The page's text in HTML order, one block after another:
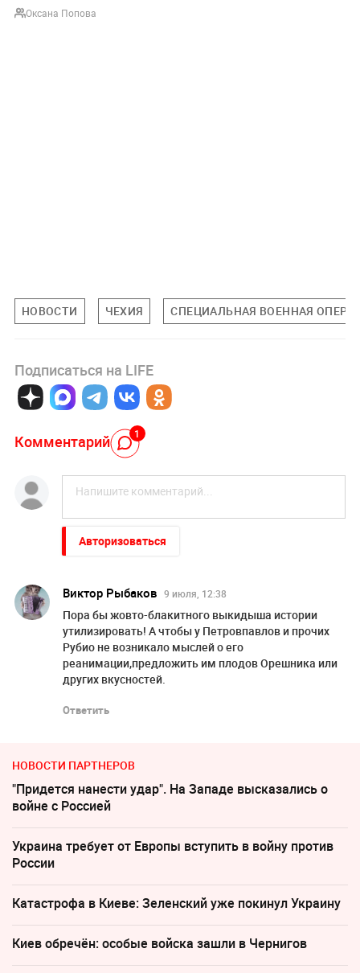
Оксана Попова
НОВОСТИ ЧЕХИЯ СПЕЦИАЛЬНАЯ ВОЕННАЯ
Подписаться на LIFE
Комментарий 1
Авторизоваться
Виктор Рыбаков 9 июля, 12:38
Пора бы жовто-блакитного выкидыша истории
утилизировать! А чтобы у Петровпавлов и прочих
Рубио не возникало мыслей о его
реанимации,предложить им плодов Орешника или
других вкусностей.
Ответить
НОВОСТИ ПАРТНЕРОВ
"Придется нанести удар". На Западе высказались о
войне с Россией
Украина требует от Европы вступить в войну против
России
Катастрофа в Киеве: Зеленский уже покинул Украину
Киев обречён: особые войска зашли в Чернигов